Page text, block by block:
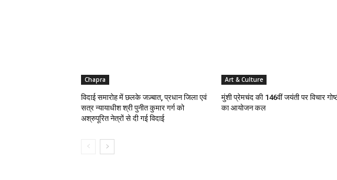
Chapra
विदाई समारोह में छलके जज़्बात, प्रधान जिला एवं
सत्र न्यायाधीश श्री पुनीत कुमार गर्ग को
अश्रुपूरित नेत्रों से दी गई विदाई
Art & Culture
मुंशी प्रेमचंद की 146वीं जयंती पर विचार
का आयोजन कल